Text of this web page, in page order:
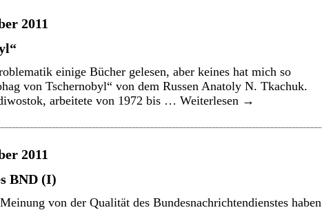
2011
einige Bücher gelesen, aber keines hat mich so
von Tschernobyl“ von dem Russen Anatoly N. Tkachuk.
arbeitete von 1972 bis … Weiterlesen →
2011
BND (I)
von der Qualität des Bundesnachrichtendienstes haben